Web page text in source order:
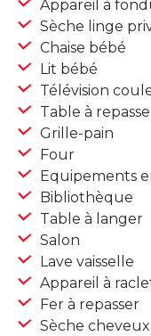
Appareil à
Sèche linge
Chaise bébé
Lit bébé
Télévision
Table à
Grille-pain
Four
Equipements
Bibliothèque
Table à langer
Salon
Lave vaisselle
Appareil à
Fer à repasser
Sèche cheveux